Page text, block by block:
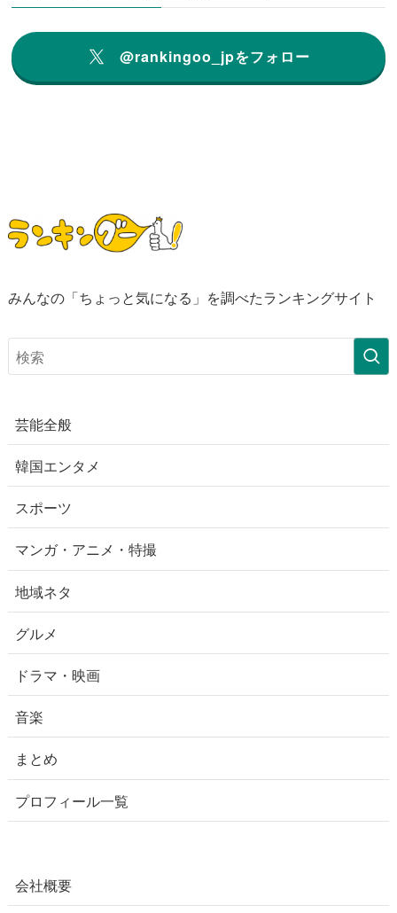
@rankingoo_jpをフォロー
みんなの「ちょっと気になる」を調べたランキングサイト
芸能全般
韓国エンタメ
スポーツ
マンガ・アニメ・特撮
地域ネタ
グルメ
ドラマ・映画
音楽
まとめ
プロフィール一覧
会社概要